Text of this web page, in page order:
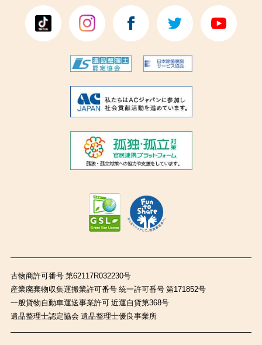
古物商許可番号 第62117R032230号
産業廃棄物収集運搬業許可番号 統一許可番号 第171852号
一般貨物自動車運送事業許可 近運自貨第368号
遺品整理士認定協会 遺品整理士優良事業所